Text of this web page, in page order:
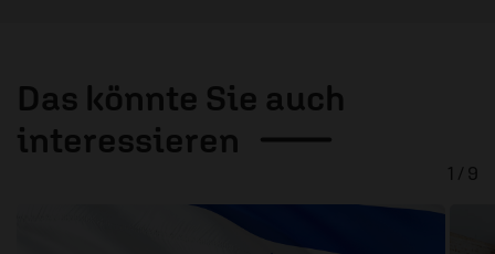
Das könnte Sie auch
interessieren
1 / 9